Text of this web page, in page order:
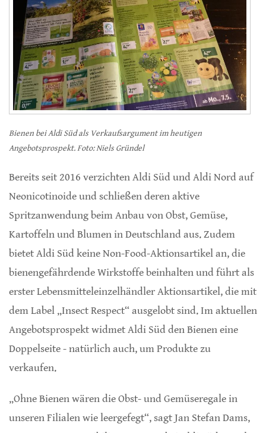
Bienen bei Aldi Süd als Verkaufsargument im heutigen
Angebotsprospekt. Foto: Niels Gründel
Bereits seit 2016 verzichten Aldi Süd und Aldi Nord auf
Neonicotinoide und schließen deren aktive
Spritzanwendung beim Anbau von Obst, Gemüse,
Kartoffeln und Blumen in Deutschland aus. Zudem
bietet Aldi Süd keine Non-Food-Aktionsartikel an, die
bienengefährdende Wirkstoffe beinhalten und führt als
erster Lebensmitteleinzelhändler Aktionsartikel, die mit
dem Label „Insect Respect“ ausgelobt sind. Im aktuellen
Angebotsprospekt widmet Aldi Süd den Bienen eine
Doppelseite - natürlich auch, um Produkte zu
verkaufen.
„Ohne Bienen wären die Obst- und Gemüseregale in
unseren Filialen wie leergefegt“, sagt Jan Stefan Dams,